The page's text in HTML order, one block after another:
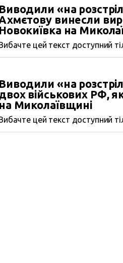
Виводили «на
винесли
Новокиївка на
цей текст доступний
Виводили «на
військових РФ,
на Миколаївщині
цей текст доступний